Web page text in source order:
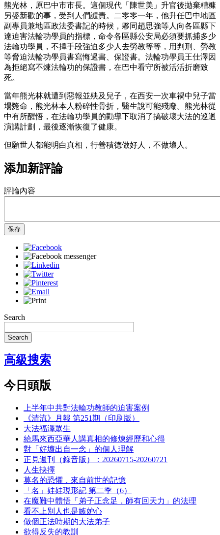
熊光林，原巴中市市長。這個現代「陳世美」升官後拋棄糟糠
另娶新歡的事，受到人們譴責。二零零一年，他升任巴中地區
副專員兼地區政法委書記的時候，夥同趙思強等人向各區縣下
達迫害法輪功學員的指標，命令各區縣公安局必須要抓捕多少
法輪功學員，不擇手段強迫多少人去勞教等等，用判刑、勞教
等脅迫法輪功學員書寫悔過書、保證書。法輪功學員王仕澤因
為拒絕寫不煉法輪功的保證書，在巴中看守所被活活折磨致
死。
當年熊光林就遭到惡報並殃及兒子，在西安一次車禍中兒子當
場斃命，熊光林本人粉碎性骨折，醫生說可能殘廢。熊光林從
中有所醒悟，在法輪功學員的勸導下取消了搞破壞大法的巡迴
演講計劃，最後逐漸恢復了健康。
但願世人都能明白真相，行善積德做好人，不做壞人。
添加新評論
評論內容
保存
Search
Search
高級搜索
今日頭版
上半年中共對法輪功教師的迫害案例
《清流》月報 第251期（印刷版）
大法福澤眾生
給馬來西亞華人講真相的修煉經歷和心得
對「好壞出自一念」的個人理解
正見週刊（錄音版）：20260715-20260721
人生抉擇
莫名的恐懼，來自前世的記憶
「名」娃娃現形記 第二季（6）
在魔難中體悟「弟子正念足，師有回天力」的法理
看不上別人也是嫉妒心
做個正法時期的大法弟子
欲得反失的教訓